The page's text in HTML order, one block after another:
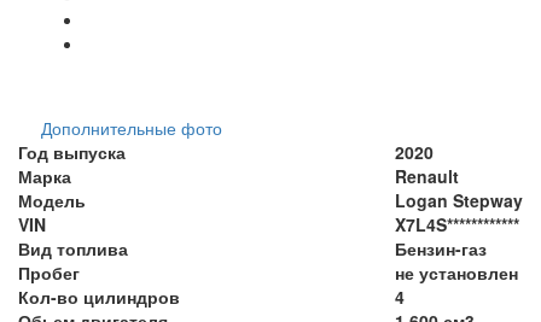
Дополнительные фото
Год выпуска
2020
Марка
Renault
Модель
Logan Stepway
VIN
X7L4S************
Вид топлива
Бензин-газ
Пробег
не установлен
Кол-во цилиндров
4